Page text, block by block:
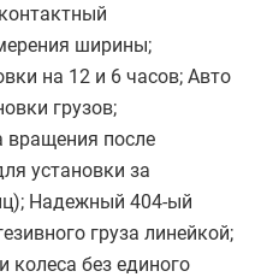
ширины;
на 12 и 6 часов; Авто
грузов;
вращения после
установки за
Надежный 404-ый
груза линейкой;
колеса без единого